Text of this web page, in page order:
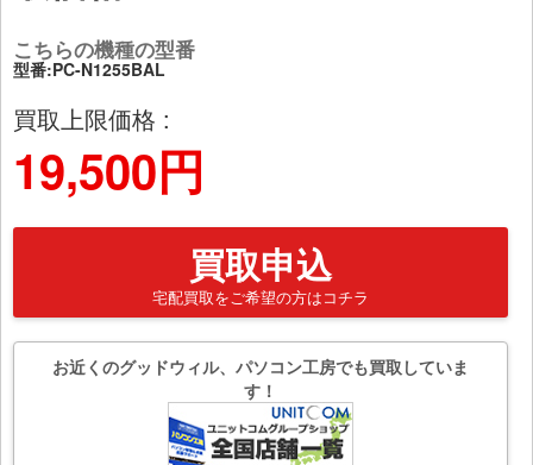
こちらの機種の型番
型番:PC-N1255BAL
買取上限価格 :
19,500円
買取申込
宅配買取をご希望の方はコチラ
お近くのグッドウィル、パソコン工房でも買取していま
す！